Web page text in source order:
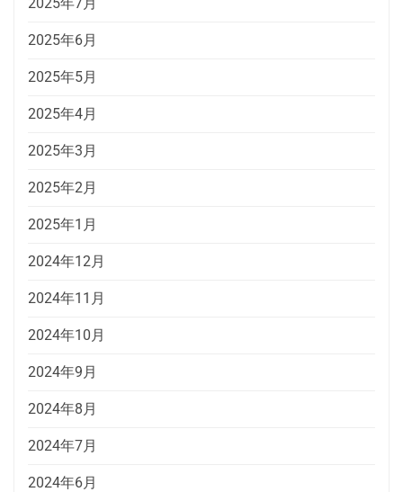
2025年6月
2025年5月
2025年4月
2025年3月
2025年2月
2025年1月
2024年12月
2024年11月
2024年10月
2024年9月
2024年8月
2024年7月
2024年6月